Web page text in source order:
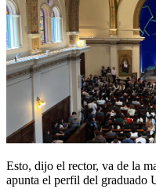
Esto, dijo el rector, va de la
apunta el perfil del graduado